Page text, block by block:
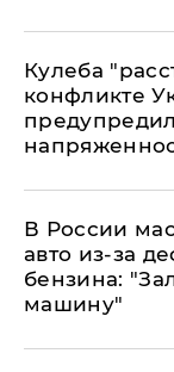
Кулеба
конфликте
В России
авто из-за
бензина:
машину"